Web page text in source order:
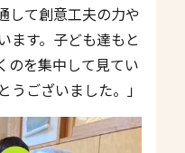
して創意工夫の力や
ます。子ども達もと
のを集中して見てい
うございました。」